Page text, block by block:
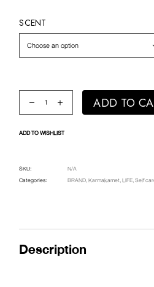
SCENT
Choose an option
Original Moisturizing Body Lotion
ADD TO
ADD TO WISHLIST
SKU:
N/A
Categories:
BRAND,Karmakamet,LIFE,Self
Description